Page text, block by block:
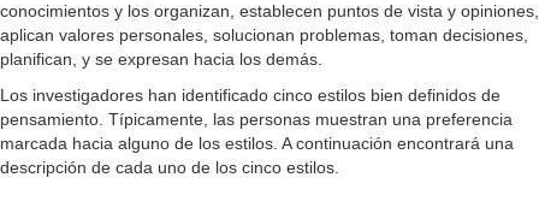
conocimientos y los organizan, establecen puntos de vista y opiniones,
aplican valores personales, solucionan problemas, toman decisiones,
planifican, y se expresan hacia los demás.
Los investigadores han identificado cinco estilos bien definidos de
pensamiento. Típicamente, las personas muestran una preferencia
marcada hacia alguno de los estilos. A continuación encontrará una
descripción de cada uno de los cinco estilos.